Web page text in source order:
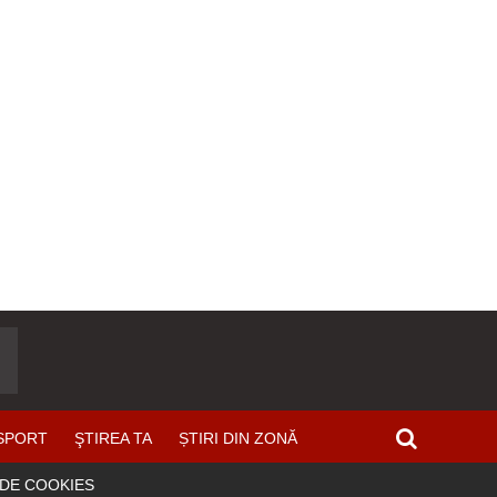
ŞTIREA TA ȘTIRI DIN ZONĂ
COOKIES